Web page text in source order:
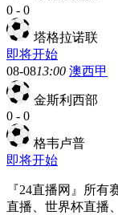
0 - 0
塔格拉诺联
即将开始
08-0813:00 澳西甲
金斯利西部
0 - 0
格韦卢普
即将开始
『24直播网』所
直播、世界杯直播